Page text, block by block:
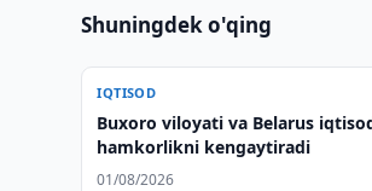
Shuningdek o'qing
IQTISOD
Buxoro viloyati va Belarus
hamkorlikni kengaytiradi
01/08/2026